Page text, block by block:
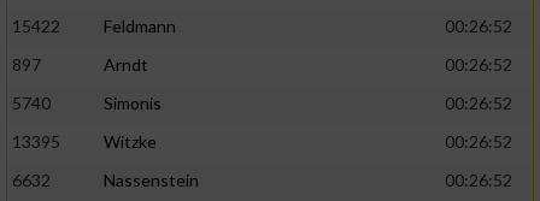
15422
Feldmann
00:26:52
897
Arndt
00:26:52
5740
Simonis
00:26:52
13395
Witzke
00:26:52
6632
Nassenstein
00:26:52